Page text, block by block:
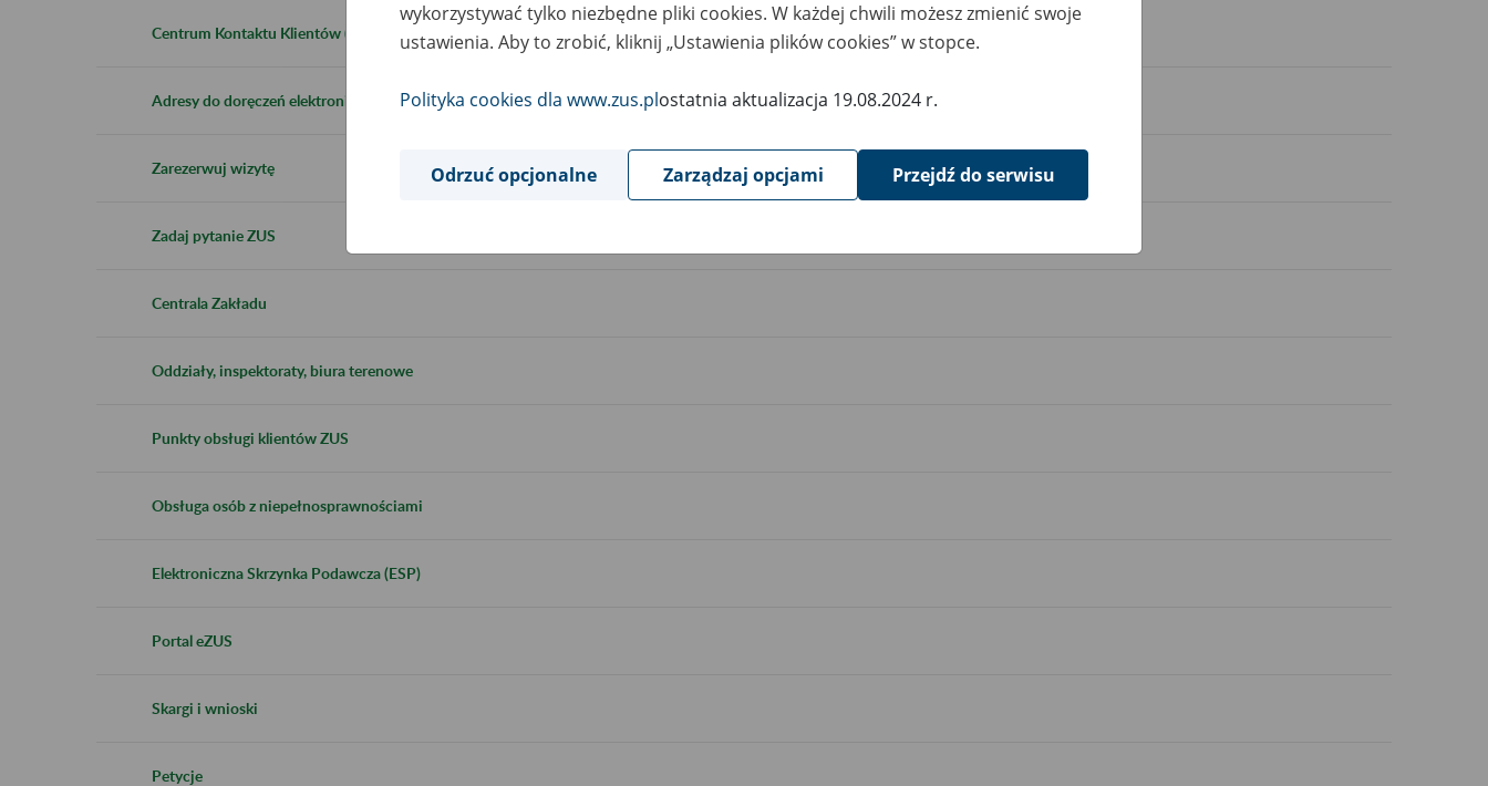
Centrum Kontaktu Klientów (CKK)
Adresy do doręczeń elektronicznych (xlsx 10 kb)
Zarezerwuj wizytę
Zadaj pytanie ZUS
Centrala Zakładu
Oddziały, inspektoraty, biura terenowe
Punkty obsługi klientów ZUS
Obsługa osób z niepełnosprawnościami
Elektroniczna Skrzynka Podawcza (ESP)
Portal eZUS
Skargi i wnioski
Petycje
wykorzystywać tylko niezbędne pliki cookies. W każdej chwili możesz zmienić swoje
ustawienia. Aby to zrobić, kliknij „Ustawienia plików cookies” w stopce.
Polityka cookies dla www.zus.plostatnia aktualizacja 19.08.2024 r.
Odrzuć opcjonalne Zarządzaj opcjami Przejdź do serwisu